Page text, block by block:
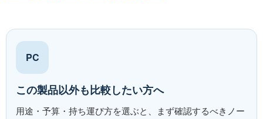
PC
この製品以外も比較したい方へ
用途・予算・持ち運び方を選ぶと、まず確認するべきノー